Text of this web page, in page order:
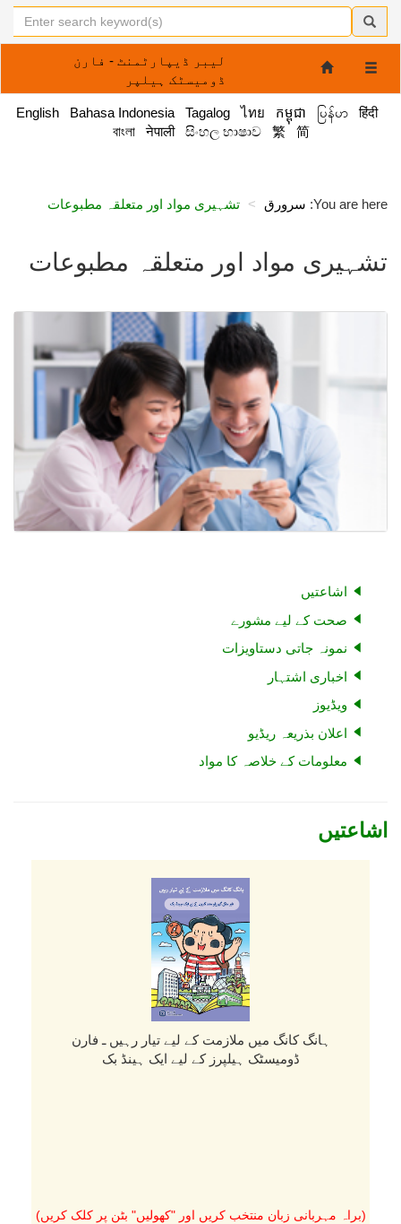
Toggle
لیبر ڈیپارٹمنٹ - فارن
ڈومیسٹک ہیلپر
English Bahasa Indonesia Tagalog ไทย កម្ពុជា မြန်မာ
हिंदी
বাংলা
नेपाली සිංහල භාෂාව 繁 简
You are here: سرورق تشہیری مواد اور متعلقہ مطبوعات
تشہیری مواد اور متعلقہ مطبوعات
اشاعتیں
صحت کے لیے مشورے
نمونہ جاتی دستاویزات
اخباری اشتہار
ویڈیوز
اعلان بذریعہ ریڈیو
معلومات کے خلاصہ کا مواد
اشاعتیں
ہانگ کانگ میں ملازمت کے لیے تیار رہیں ـ فارن
ڈومیسٹک ہیلپرز کے لیے ایک ہینڈ بک
(براہ مہربانی زبان منتخب کریں اور "کھولیں" بٹن پر کلک کریں)